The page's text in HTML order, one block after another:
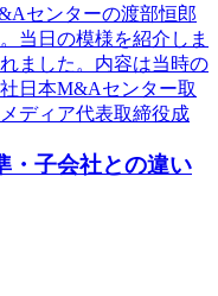
センターの渡部恒郎
当日の模様を紹介しま
ました。内容は当時の
日本M&Aセンター取
ディア代表取締役成
・子会社との違い